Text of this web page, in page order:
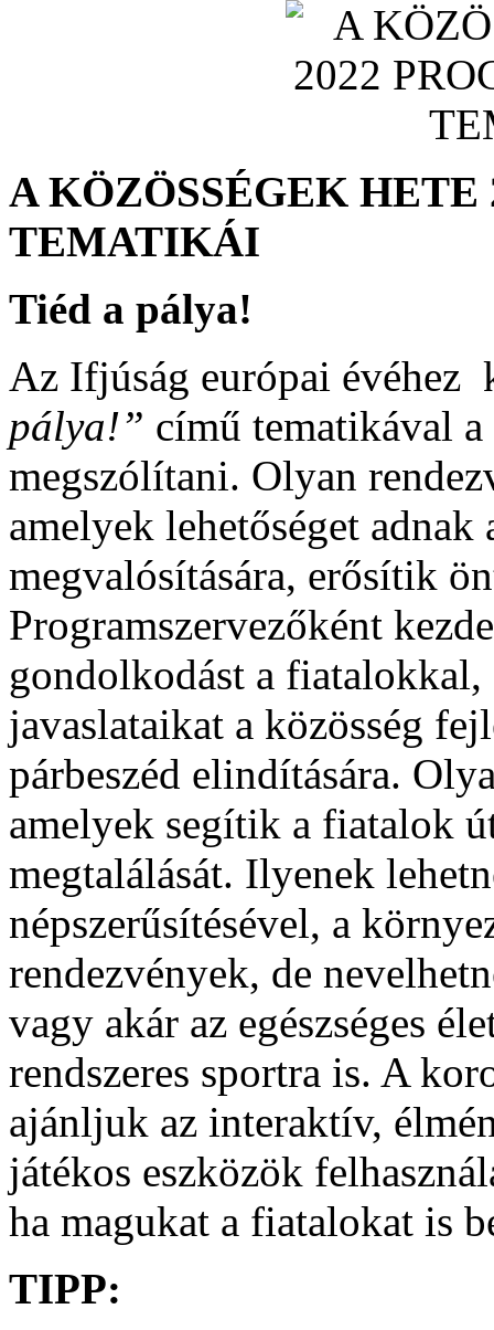
A KÖZÖSSÉGEK HETE
TEMATIKÁI
Tiéd a pálya!
Az Ifjúság európai évéhez
pálya!” című tematikával
megszólítani. Olyan
amelyek lehetőséget
megvalósítására, erősítik
Programszervezőként
gondolkodást a
javaslataikat a közösség
párbeszéd elindítására.
amelyek segítik a fiatalok
megtalálását. Ilyenek
népszerűsítésével, a
rendezvények, de
vagy akár az egészséges
rendszeres sportra is. A
ajánljuk az interaktív,
játékos eszközök
ha magukat a fiatalokat is
TIPP: